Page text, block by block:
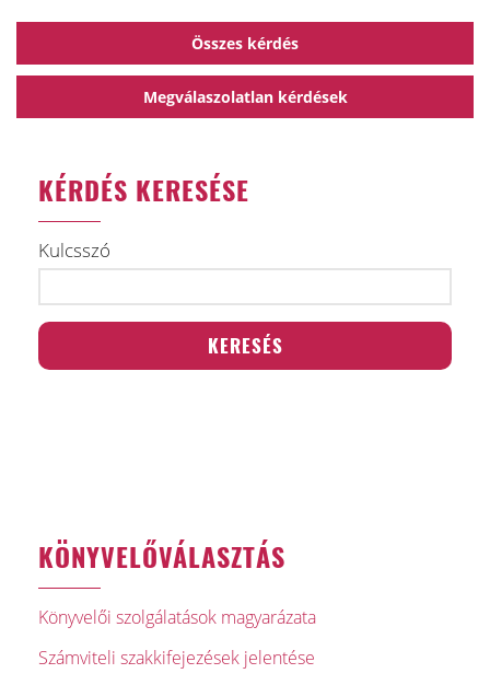
Összes kérdés
Megválaszolatlan kérdések
KÉRDÉS KERESÉSE
Kulcsszó
KÖNYVELŐVÁLASZTÁS
Könyvelői szolgálatások magyarázata
Számviteli szakkifejezések jelentése